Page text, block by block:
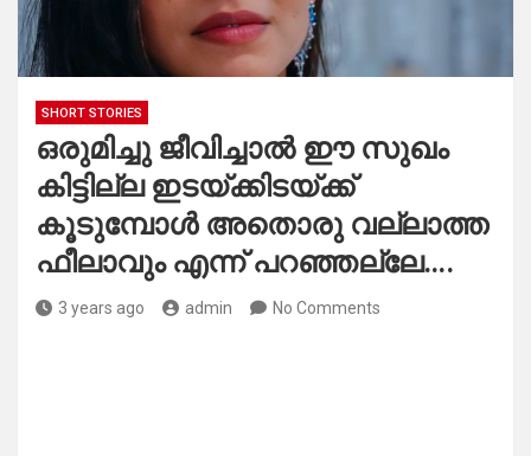
SHORT STORIES
ഒരുമിച്ചു ജീവിച്ചാൽ ഈ സുഖം
കിട്ടില്ല ഇടയ്ക്കിടയ്ക്ക്
കൂടുമ്പോൾ അതൊരു വല്ലാത്ത
ഫീലാവും എന്ന് പറഞ്ഞല്ലേ….
3 years ago admin No Comments